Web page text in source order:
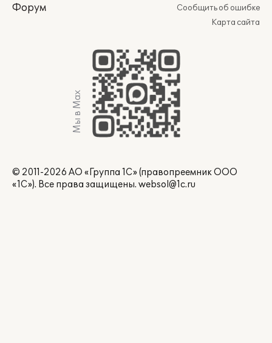
Форум
Сообщить об ошибке
Карта сайта
Мы в Max
© 2011-2026 АО «Группа 1С» (правопреемник ООО
«1С»). Все права защищены. websol@1c.ru